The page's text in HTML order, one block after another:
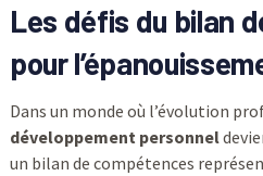
Les défis du bilan
pour
Dans un monde où l’évolution
développement personnel
un bilan de compétences